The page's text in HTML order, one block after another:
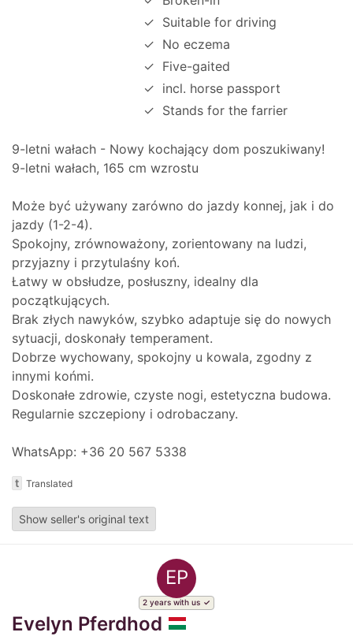
✓ Suitable for driving
✓ No eczema
✓ Five-gaited
✓ incl. horse passport
✓ Stands for the farrier
9-letni wałach - Nowy kochający dom poszukiwany!
9-letni wałach, 165 cm wzrostu
Może być używany zarówno do jazdy konnej, jak i do
jazdy (1-2-4).
Spokojny, zrównoważony, zorientowany na ludzi,
przyjazny i przytulaśny koń.
Łatwy w obsłudze, posłuszny, idealny dla
początkujących.
Brak złych nawyków, szybko adaptuje się do nowych
sytuacji, doskonały temperament.
Dobrze wychowany, spokojny u kowala, zgodny z
innymi końmi.
Doskonałe zdrowie, czyste nogi, estetyczna budowa.
Regularnie szczepiony i odrobaczany.
WhatsApp: +36 20 567 5338
t Translated
Show seller's original text
EP
2 years with us
Evelyn Pferdhod